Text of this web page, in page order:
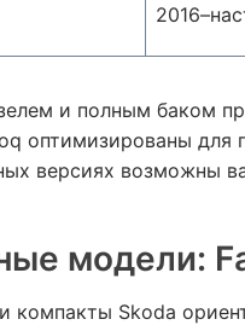
и полным баком
оптимизированы для
версиях возможны
модели:
компакты Skoda